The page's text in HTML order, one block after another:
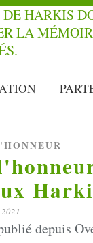
depuis